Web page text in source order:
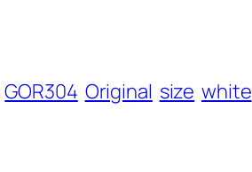
GOR304 Original size white